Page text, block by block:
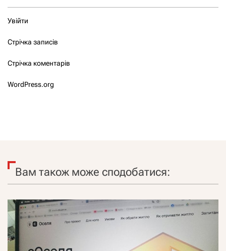
Увійти
Стрічка записів
Стрічка коментарів
WordPress.org
Вам також може сподобатися: